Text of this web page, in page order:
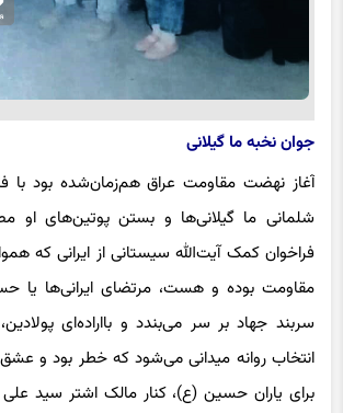
جوان نخبه ما گیلانی‌
آغاز نهضت مقاومت عراق هم‌زمان‌شده بود با
شلمانی ما گیلانی‌ها و بستن پوتین‌های او
فراخوان کمک آیت‌الله سیستانی از ایرانی که
مقاومت بوده و هست، مرتضای ایرانی‌ها یا
سربند جهاد بر سر می‌بندد و بااراده‌ای
انتخاب روانه میدانی می‌شود که خطر بود و
برای یاران حسین (ع)، کنار مالک اشتر سید